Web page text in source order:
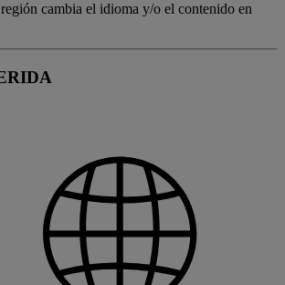
cambia el idioma y/o el contenido en